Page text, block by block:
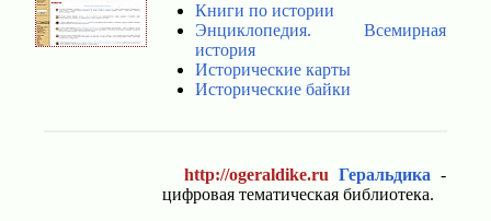
Книги по истории
Энциклопедия. Всемирная
история
Исторические карты
Исторические байки
http://ogeraldike.ru Геральдика -
цифровая тематическая библиотека.